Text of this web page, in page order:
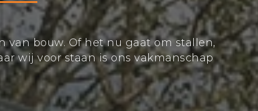
van bouw. Of het nu gaat om stallen,
wij voor staan is ons vakmanschap